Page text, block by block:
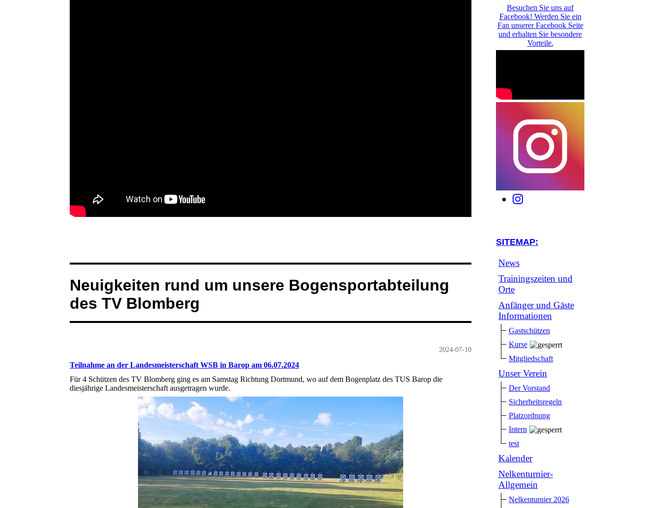
Neuigkeiten rund um unsere Bogensportabteilung
des TV Blomberg
2024-07-10
Teilnahme an der Landesmeisterschaft WSB in Barop am 06.07.2024
Für 4 Schützen des TV Blomberg ging es am Samstag Richtung Dortmund, wo auf dem Bogenplatz des TUS Barop die
diesjährige Landesmeisterschaft ausgetragen wurde.
Besuchen Sie uns auf
Facebook! Werden Sie ein
Fan unserer Facebook Seite
und erhalten Sie besondere
Vorteile.
SITEMAP:
News
Trainingszeiten und
Orte
Anfänger und Gäste
Informationen
Gastschützen
Kurse
Mitgliedschaft
Unser Verein
Der Vorstand
Sicherheitsregeln
Platzordnung
Intern
test
Kalender
Nelkenturnier-
Allgemein
Nelkenturnier 2026